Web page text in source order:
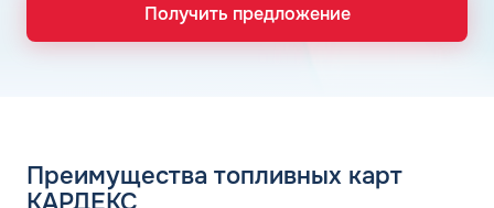
Получить предложение
Преимущества топливных карт